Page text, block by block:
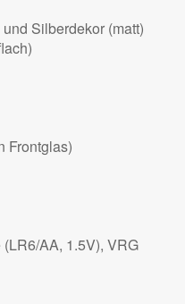
Silberdekor (matt)
Frontglas)
AA, 1.5V), VRG